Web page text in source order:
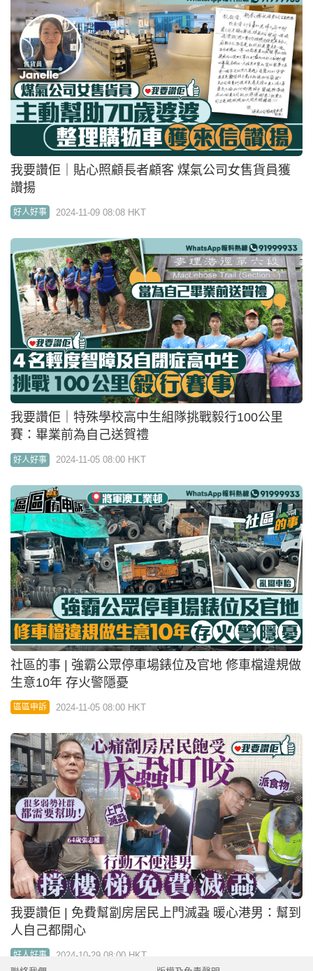
我要讚佢｜貼心照顧長者顧客 煤氣公司女售貨員獲
讚揚
好人好事 2024-11-09 08:08 HKT
我要讚佢｜特殊學校高中生組隊挑戰毅行100公里
賽：畢業前為自己送賀禮
好人好事 2024-11-05 08:00 HKT
社區的事 | 強霸公眾停車場錶位及官地 修車檔違規做
生意10年 存火警隱憂
區區申訴 2024-11-05 08:00 HKT
我要讚佢 | 免費幫劏房居民上門滅蝨 暖心港男：幫到
人自己都開心
好人好事
2024-10-29 08:00 HKT